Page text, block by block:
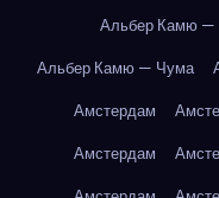
Альбер Камю —
Альбер Камю — Чума
Амстердам
Амстердам